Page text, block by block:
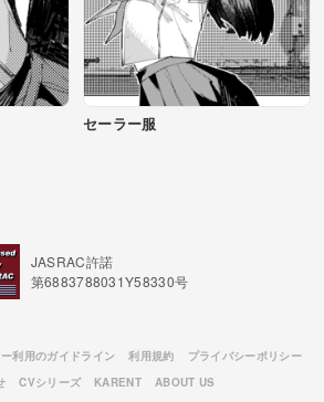
セーラー服
JASRAC許諾
第6883788031Y58330号
利用のガイドライン 利用規約
プライバシーポリシー
CVシリーズ KARENT ABOUT US